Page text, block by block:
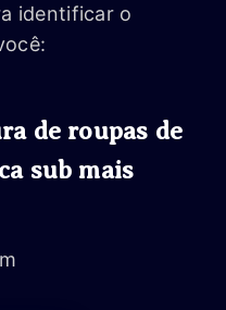
identificar o
de roupas de
sub mais